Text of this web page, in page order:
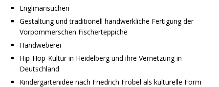
Englmarisuchen
Gestaltung und traditionell handwerkliche Fertigung der
Vorpommerschen Fischerteppiche
Handweberei
Hip-Hop-Kultur in Heidelberg und ihre Vernetzung in
Deutschland
Kindergartenidee nach Friedrich Fröbel als kulturelle Form